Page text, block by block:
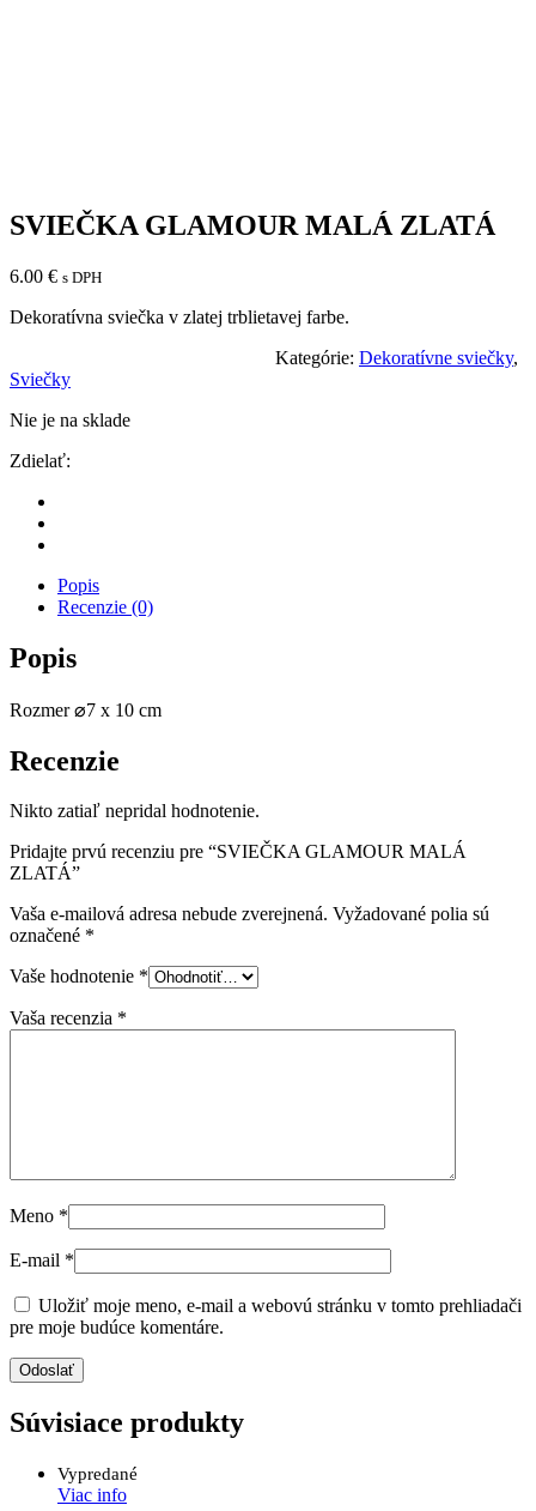
SVIEČKA GLAMOUR MALÁ ZLATÁ
6.00 € s DPH
Dekoratívna sviečka v zlatej trblietavej farbe.
Kategórie: Dekoratívne sviečky,
Sviečky
Nie je na sklade
Zdielať:
Popis
Recenzie (0)
Popis
Rozmer ⌀7 x 10 cm
Recenzie
Nikto zatiaľ nepridal hodnotenie.
Pridajte prvú recenziu pre “SVIEČKA GLAMOUR MALÁ
ZLATÁ”
Vaša e-mailová adresa nebude zverejnená. Vyžadované polia sú
označené *
Vaše hodnotenie *
Vaša recenzia *
Meno *
E-mail *
Uložiť moje meno, e-mail a webovú stránku v tomto prehliadači
pre moje budúce komentáre.
Súvisiace produkty
Vypredané
Viac info